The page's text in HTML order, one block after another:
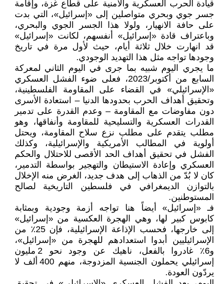
قيادة الحرب العسكرية والأمنية على قطاع غزة، وإقامة
جسر جوي وبحري متواصلين إلى «إسرائيل»، التي بدت
على حافة الانهيار، ولولا هذا الجسر الجوي والبحري،
وباعتراف قادة «إسرائيل» أنفسهم، لكانت «إسرائيل»
قد انهارت خلال ثلاثة أيام، حيث لأول مرة في تاريخ
وجودها تواجه مثل هذا التهديد الوجودي.
ما يجري اليوم شبيه بما جرى في اليوم الثاني لمعركة
السابع من أكتوبر/2023، فعلى ضوء الفشل العسكري
«الإسرائيلي» في القضاء على المقاومة الفلسطينية،
وتحقيق أهداف الحرب بحدودها الدنيا – استعادة الأسرى
دون مفاوضات مع المقاومة – وعدم القدرة على تدمير
القدرات العسكرية والتسليحية للمقاومة وأنفاقها، وهو
مطلب يتقدم على مطلب نزع سلاح المقاومة، ويحتل
أولوية في المطالب الأمريكية والإسرائيلية، وكذلك
الفشل في تحقيق أهداف الحد الأقصى للاحتلال والحكم
العسكري وإعادة الاستيطان والتهجير بواسطة التدمير،
كان لا بُدّ من الذهاب إلى هدف جديد، الغرض منه الإخلال
بالتوازن الديمغرافي في فلسطين التاريخية لصالح
المستوطنين.
فـ «إسرائيل» أيضاً هنا تواجه أزمة وجودية وبمثابة
كابوس كبير لها، وهي الهجرة العكسية من «إسرائيل»
إلى خارجها، فحسب الإذاعة الإسرائيلية، فإن 25٪ من
الإسرائيليين أبدوا استعدادهم للهجرة من «إسرائيل»،
و6٪ غادروا بالفعل، ناهيك عن وجود نحو 2 مليون
إسرائيلي يحملون الجنسية المزدوجة، منهم 400 ألف لا
يردّون العودة.